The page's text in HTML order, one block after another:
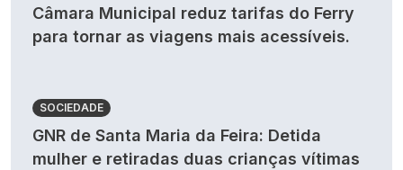
Câmara Municipal reduz tarifas do Ferry
para tornar as viagens mais acessíveis.
SOCIEDADE
GNR de Santa Maria da Feira: Detida
mulher e retiradas duas crianças vítimas